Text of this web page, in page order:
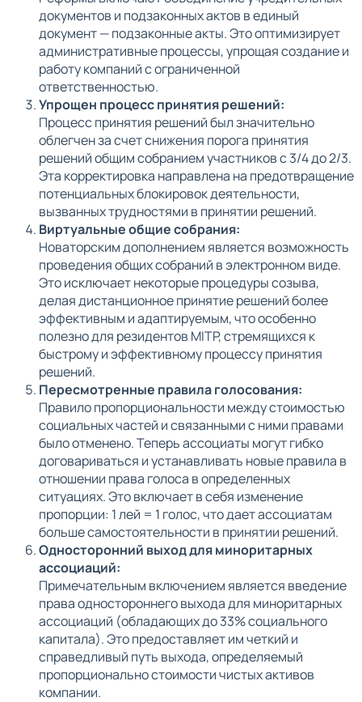
документов и подзаконных актов в единый
документ — подзаконные акты. Это оптимизирует
административные процессы, упрощая создание и
работу компаний с ограниченной
ответственностью.
Упрощен процесс принятия решений:
Процесс принятия решений был значительно
облегчен за счет снижения порога принятия
решений общим собранием участников с 3/4 до 2/3.
Эта корректировка направлена на предотвращение
потенциальных блокировок деятельности,
вызванных трудностями в принятии решений.
Виртуальные общие собрания:
Новаторским дополнением является возможность
проведения общих собраний в электронном виде.
Это исключает некоторые процедуры созыва,
делая дистанционное принятие решений более
эффективным и адаптируемым, что особенно
полезно для резидентов MITP, стремящихся к
быстрому и эффективному процессу принятия
решений.
Пересмотренные правила голосования:
Правило пропорциональности между стоимостью
социальных частей и связанными с ними правами
было отменено. Теперь ассоциаты могут гибко
договариваться и устанавливать новые правила в
отношении права голоса в определенных
ситуациях. Это включает в себя изменение
пропорции: 1 лей = 1 голос, что дает ассоциатам
больше самостоятельности в принятии решений.
Односторонний выход для миноритарных
ассоциаций:
Примечательным включением является введение
права одностороннего выхода для миноритарных
ассоциаций (обладающих до 33% социального
капитала). Это предоставляет им четкий и
справедливый путь выхода, определяемый
пропорционально стоимости чистых активов
компании.